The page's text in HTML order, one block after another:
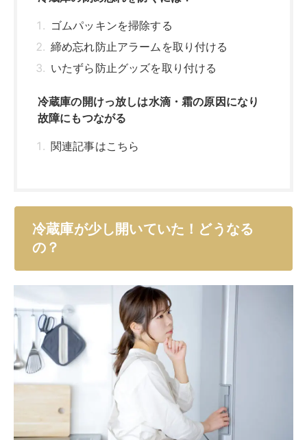
冷蔵庫が少し開いていた！どうなる
の？
冷蔵庫が開けっ放しだと、どんな問
題が起こるんだろう？
冷蔵庫のドアが完全に閉まっていない状況は、多くの方
が経験したことがあるのではないでしょうか。
このような状態が続くと、 冷蔵庫内の温度が不安定にな